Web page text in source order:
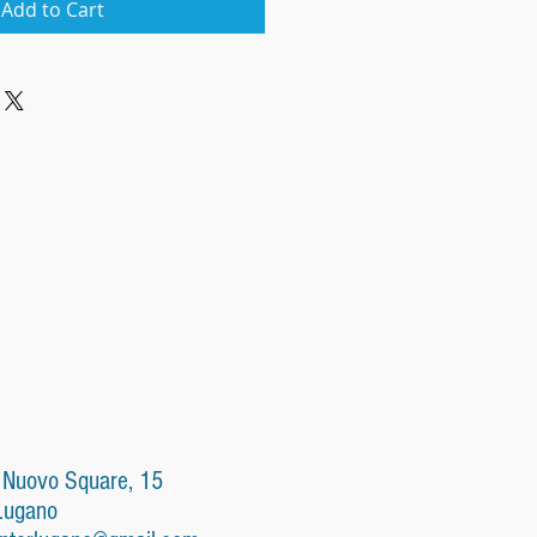
Add to Cart
Square, 15